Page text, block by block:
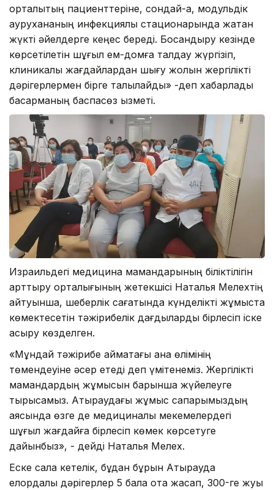
орталықтың пациенттеріне, сондай-ақ, модульдік
аурухананың инфекциялық стационарында жатқан
жүкті әйелдерге кеңес береді. Босандыру кезінде
көрсетілетін шұғыл ем-домға талдау жүргізіп,
клиникалық жағдайлардан шығу жолын жергілікті
дәрігерлермен бірге талқылайды» -деп хабарлады
басқарманың баспасөз қызметі.
Израильдегі медицина мамандарының біліктілігін
арттыру орталығының жетекшісі Наталья Мелехтің
айтуынша, шеберлік сағатында күнделікті жұмыста
көмектесетін тәжірибелік дағдыларды бірлесіп іске
асыру көзделген.
«Мұндай тәжірибе аймақтағы ана өлімінің
төмендеуіне әсер етеді деп үмітенеміз. Жергілікті
мамандардың жұмысын барынша жүйелеуге
тырысамыз. Атыраудағы жұмыс сапарымыздың
аясында өзге де медициналық мекемелердегі
шұғыл жағдайға бірлесіп көмек көрсетуге
дайынбыз», - дейді Наталья Мелех.
Еске сала кетелік, бұдан бұрын Атырауда
елордалық дәрігерлер 5 бала ота жасап, 300-ге жуық